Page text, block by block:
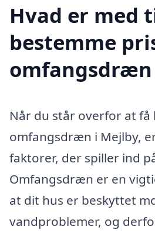
Hvad er med
bestemme
Når du står overfor at få
omfangsdræn i Mejlby,
faktorer, der spiller ind
Omfangsdræn er en
at dit hus er beskyttet
vandproblemer, og